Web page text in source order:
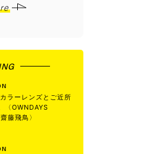
カラーレンズとご近所
〈OWNDAYS
藤飛鳥〉